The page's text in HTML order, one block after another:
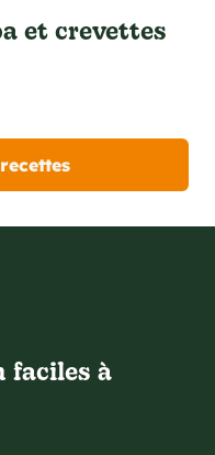
et crevettes
faciles à